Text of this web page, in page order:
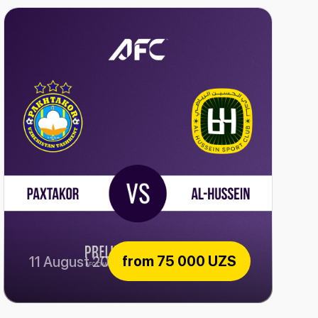
from 75 000 UZS
Paxtakor vs Al-Hussein
11 August 2026